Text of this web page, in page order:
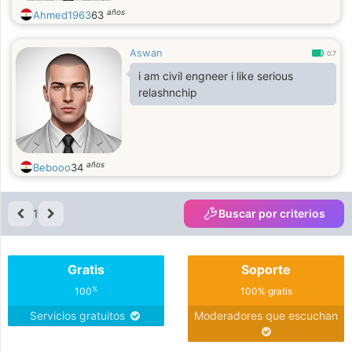
Ahmed196363 años
Aswan 0.7
i am civil engneer i like serious
relashnchip
Bebooo34 años
1 Buscar por criterios
Gratis
100%
Servicios gratuitos
Soporte
100% gratis
Moderadores que escuchan